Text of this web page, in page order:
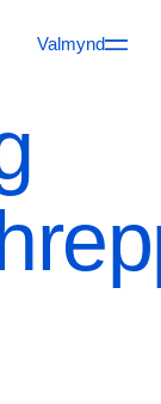
Valmynd